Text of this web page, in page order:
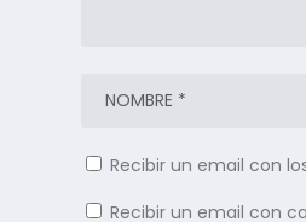
Recibir un email con
Recibir un email con